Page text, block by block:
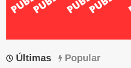
Últimas Popular